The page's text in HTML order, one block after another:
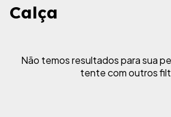
Calça
Não temos resultados para sua
tente com outros